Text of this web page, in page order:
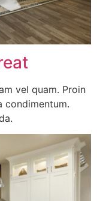
vel quam. Proin
condimentum.